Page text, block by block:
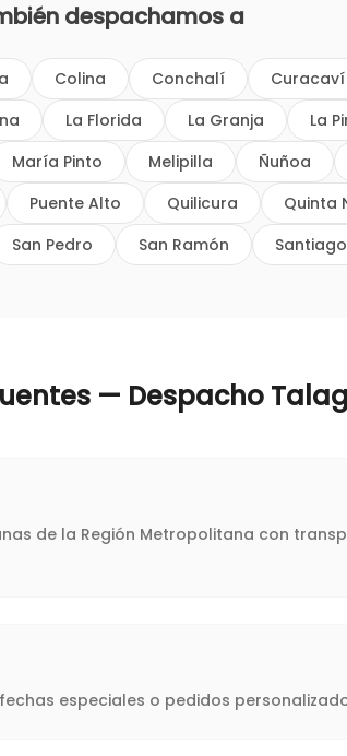
despachamos a
Colina Conchalí Curacaví
La Florida La Granja La
María Pinto Melipilla Ñuñoa
Puente Alto Quilicura Quinta
San Pedro San Ramón Santiago
— Despacho
de la Región Metropolitana con
especiales o pedidos